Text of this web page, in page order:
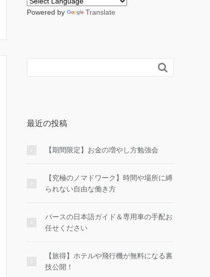
Powered by Translate

最近の投稿
【期間限定】お金の増やし方勉強会
【究極のノマドワーク】時間や場所に縛
られない自由な働き方
パースの日本語ガイド＆専用車の手配お
任せください
【旅得】ホテルや飛行機が無料になる裏
技公開！